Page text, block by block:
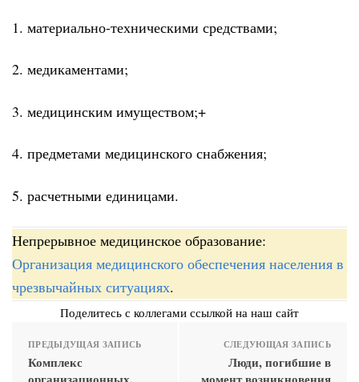
1. материально-техническими средствами;
2. медикаментами;
3. медицинским имуществом;+
4. предметами медицинского снабжения;
5. расчетными единицами.
Непрерывное медицинское образование:
Организация медицинского обеспечения населения в
чрезвычайных ситуациях.
Поделитесь с коллегами ссылкой на наш сайт
ПРЕДЫДУЩАЯ ЗАПИСЬ
Комплекс
СЛЕДУЮЩАЯ ЗАПИСЬ
Люди, погибшие в